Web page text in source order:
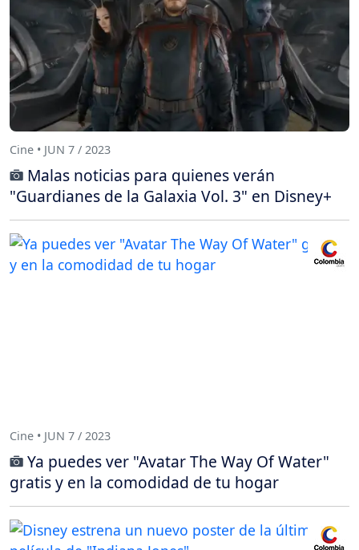
Cine • JUN 7 / 2023
Malas noticias para quienes verán
"Guardianes de la Galaxia Vol. 3" en Disney+
Cine • JUN 7 / 2023
Ya puedes ver "Avatar The Way Of Water"
gratis y en la comodidad de tu hogar